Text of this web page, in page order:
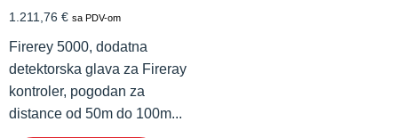
1.211,76 € sa PDV-om
Firerey 5000, dodatna
detektorska glava za Fireray
kontroler, pogodan za
distance od 50m do 100m...